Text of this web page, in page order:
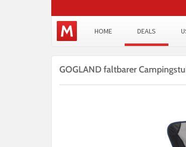
HOME DEALS
GOGLAND faltbarer